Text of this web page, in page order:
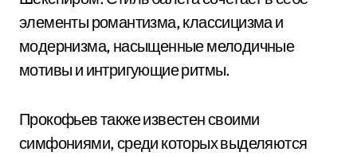
элементы романтизма, классицизма и
модернизма, насыщенные мелодичные
мотивы и интригующие ритмы.
Прокофьев также известен своими
симфониями, среди которых выделяются